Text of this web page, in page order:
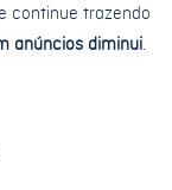
continue trazendo
anúncios diminui.